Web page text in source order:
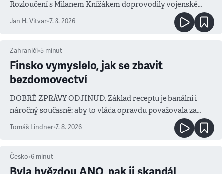
Rozloučení s Milanem Knížákem doprovodily vojenské
salvy i kritika pokrokářů
Jan H. Vitvar•7. 8. 2026
Zahraničí•5 minut
Finsko vymyslelo, jak se zbavit
bezdomovectví
DOBRÉ ZPRÁVY ODJINUD. Základ receptu je banální i
náročný současně: aby to vláda opravdu považovala za
prioritu
Tomáš Lindner•7. 8. 2026
Česko•6 minut
Byla hvězdou ANO, pak ji skandál